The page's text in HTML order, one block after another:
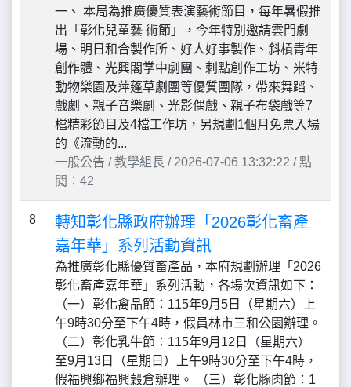
一、 本局為推廣優質表演藝術節目，每年暑假推
出「彰化兒童藝 術節」，今年特別邀請雲門劇
場、明日和合製作所、好人好事製作、斜槓青年
創作體、光興閣掌中劇團、刺點創作工坊、米特
動物樂園及萍蓬草劇團等優質團隊，帶來舞蹈、
戲劇、親子音樂劇、光影偶戲、親子布袋戲等7
檔精彩節目及4檔工作坊，另規劃1個月免票入場
的《流動的...
一般公告 / 教學組長 / 2026-07-06 13:32:22 / 點
閱：42
8
轉知彰化縣政府辦理「2026彰化畜產
嘉年華」系列活動資訊
為推廣彰化縣優質畜產品，本府規劃辦理「2026
彰化畜產嘉年華」系列活動，各場次資訊如下：
（一）彰化禽品節：115年9月5日（星期六）上
午9時30分至下午4時，假員林市三和公園辦理。
（二）彰化乳牛節：115年9月12日（星期六）
至9月13日（星期日）上午9時30分至下午4時，
假福興鄉福興穀倉辦理。 （三）彰化豚肉節：1